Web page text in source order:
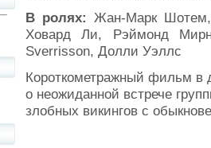
В ролях: Жан-Марк
Ховард Ли, Рэймонд
Sverrisson, Долли Уэллс
Короткометражный фильм в
о неожиданной встрече
злобных викингов с